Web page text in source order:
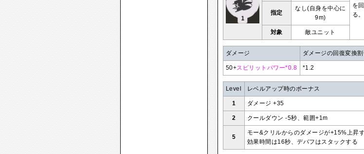
を
る。
指定
なし(自身を中心に
9m)
対象 敵ユニット
ダメージ ダメージの回復変換
50+スピリットパワー*0.8 *1.2
Level レベルアップ時のボーナス
1 ダメージ +35
2 クールダウン -5秒、範囲+1m
5
モー&クリルからのダメージが+15%上昇
効果時間は16秒、デバフはスタックする